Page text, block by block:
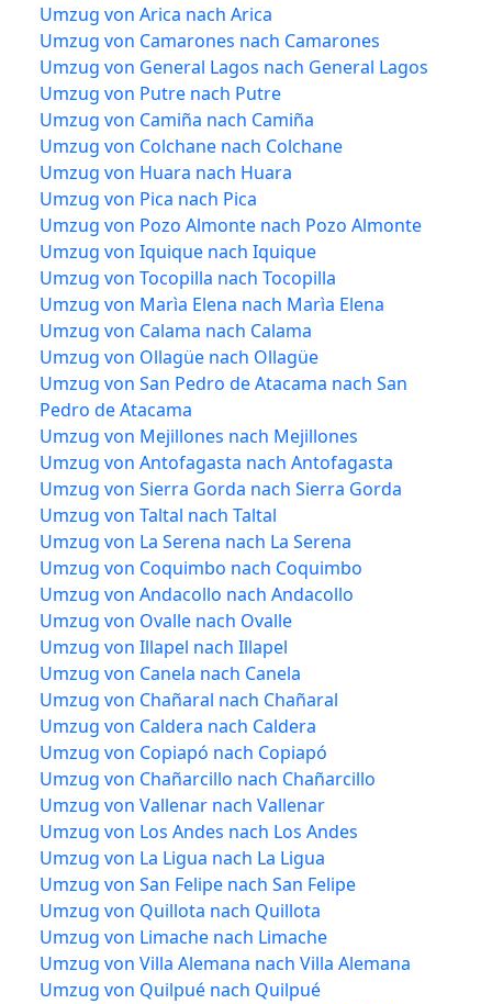
Umzug von Arica nach Arica
Umzug von Camarones nach Camarones
Umzug von General Lagos nach General Lagos
Umzug von Putre nach Putre
Umzug von Camiña nach Camiña
Umzug von Colchane nach Colchane
Umzug von Huara nach Huara
Umzug von Pica nach Pica
Umzug von Pozo Almonte nach Pozo Almonte
Umzug von Iquique nach Iquique
Umzug von Tocopilla nach Tocopilla
Umzug von Marìa Elena nach Marìa Elena
Umzug von Calama nach Calama
Umzug von Ollagüe nach Ollagüe
Umzug von San Pedro de Atacama nach San
Pedro de Atacama
Umzug von Mejillones nach Mejillones
Umzug von Antofagasta nach Antofagasta
Umzug von Sierra Gorda nach Sierra Gorda
Umzug von Taltal nach Taltal
Umzug von La Serena nach La Serena
Umzug von Coquimbo nach Coquimbo
Umzug von Andacollo nach Andacollo
Umzug von Ovalle nach Ovalle
Umzug von Illapel nach Illapel
Umzug von Canela nach Canela
Umzug von Chañaral nach Chañaral
Umzug von Caldera nach Caldera
Umzug von Copiapó nach Copiapó
Umzug von Chañarcillo nach Chañarcillo
Umzug von Vallenar nach Vallenar
Umzug von Los Andes nach Los Andes
Umzug von La Ligua nach La Ligua
Umzug von San Felipe nach San Felipe
Umzug von Quillota nach Quillota
Umzug von Limache nach Limache
Umzug von Villa Alemana nach Villa Alemana
Umzug von Quilpué nach Quilpué